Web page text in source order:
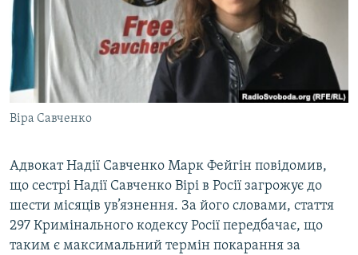
СПЕЦПРОЕКТИ
ДЕПОРТАЦІЯ
ВІДЕОУРОКИ «ELIFBE»
СВІДЧЕННЯ ОКУПАЦІЇ
УКРАЇНСЬКА ПРОБЛЕМА КРИМУ
ЯК ОБІЙТИ БЛОКУВАННЯ
Русский
Qırımtatar
Усі сайти RFE/RL
Віра Савченко
Адвокат Надії Савченко Марк Фейгін повідомив,
що сестрі Надії Савченко Вірі в Росії загрожує до
шести місяців ув’язнення. За його словами, стаття
297 Кримінального кодексу Росії передбачає, що
таким є максимальний термін покарання за